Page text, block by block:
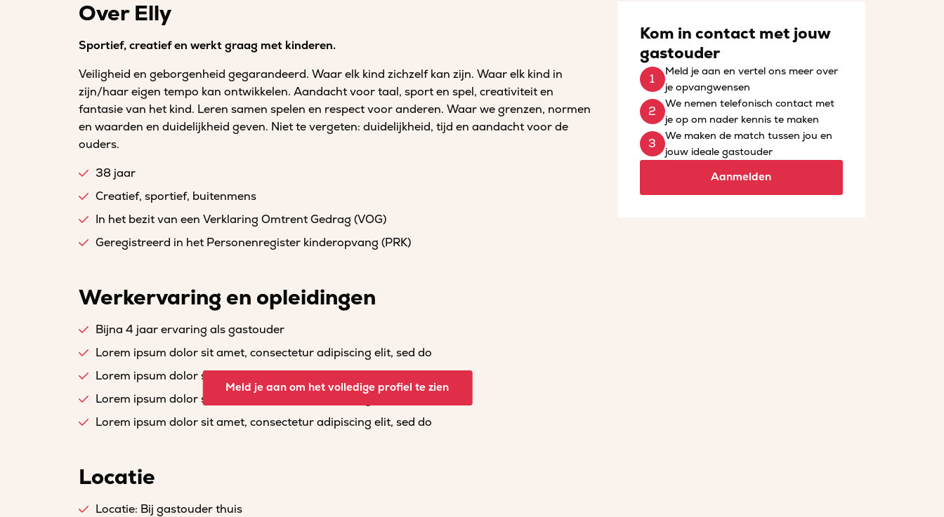
Over Elly
Sportief, creatief en werkt graag met kinderen.
Veiligheid en geborgenheid gegarandeerd. Waar elk kind zichzelf kan zijn. Waar elk kind in
zijn/haar eigen tempo kan ontwikkelen. Aandacht voor taal, sport en spel, creativiteit en
fantasie van het kind. Leren samen spelen en respect voor anderen. Waar we grenzen, normen
en waarden en duidelijkheid geven. Niet te vergeten: duidelijkheid, tijd en aandacht voor de
ouders.
38 jaar
Creatief, sportief, buitenmens
In het bezit van een Verklaring Omtrent Gedrag (VOG)
Geregistreerd in het Personenregister kinderopvang (PRK)
Kom in contact met jouw
gastouder
Meld je aan en vertel ons meer over
je opvangwensen
We nemen telefonisch contact met
je op om nader kennis te maken
We maken de match tussen jou en
jouw ideale gastouder
Aanmelden
Werkervaring en opleidingen
Bijna 4 jaar ervaring als gastouder
Lorem ipsum dolor sit amet, consectetur adipiscing elit, sed do
Lorem ipsum dolor sit amet, consectetur adipiscing elit, sed do
Lorem ipsum dolor sit amet, consectetur adipiscing elit, sed do
Lorem ipsum dolor sit amet, consectetur adipiscing elit, sed do
Meld je aan om het volledige profiel te zien
Locatie
Locatie: Bij gastouder thuis